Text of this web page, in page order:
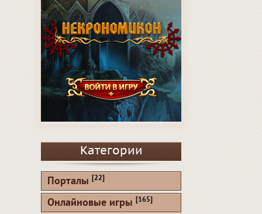
Категории
Порталы [22]
Онлайновые игры [165]